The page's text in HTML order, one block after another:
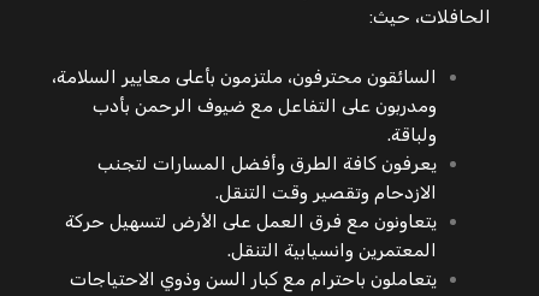
الحافلات، حيث:
السائقون محترفون، ملتزمون بأعلى معايير السلامة،
ومدربون على التفاعل مع ضيوف الرحمن بأدب
ولباقة.
يعرفون كافة الطرق وأفضل المسارات لتجنب
الازدحام وتقصير وقت التنقل.
يتعاونون مع فرق العمل على الأرض لتسهيل حركة
المعتمرين وانسيابية التنقل.
يتعاملون باحترام مع كبار السن وذوي الاحتياجات